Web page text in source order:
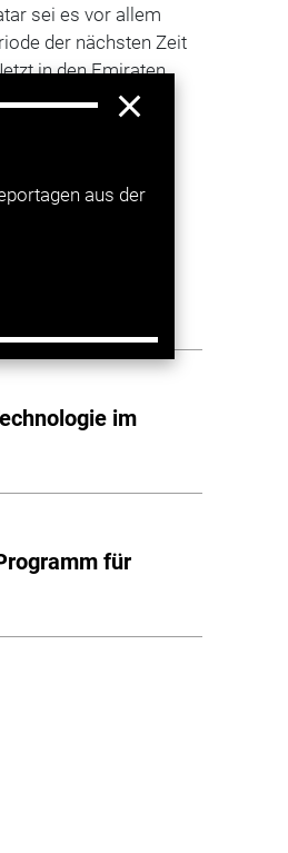
aus der
sei es vor allem
der nächsten Zeit
in den Emiraten
Autobauer
im
für